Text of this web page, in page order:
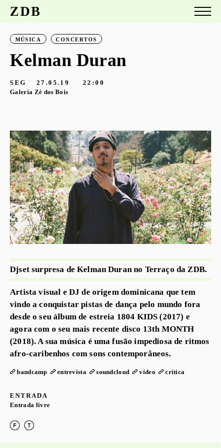
ZDB
MÚSICA CONCERTOS
Kelman Duran
SEG 27.05.19
22:00
Galeria Zé dos Bois
Djset surpresa de Kelman Duran no Terraço da ZDB.
Artista visual e DJ de origem dominicana que tem
vindo a conquistar pistas de dança pelo mundo fora
desde o seu álbum de estreia 1804 KIDS (2017) e
agora com o seu mais recente disco 13th MONTH
(2018). A sua música é uma fusão impediosa de ritmos
afro-caribenhos com sons contemporâneos.
bandcamp entrevista soundcloud vídeo crítica
ENTRADA
Entrada livre